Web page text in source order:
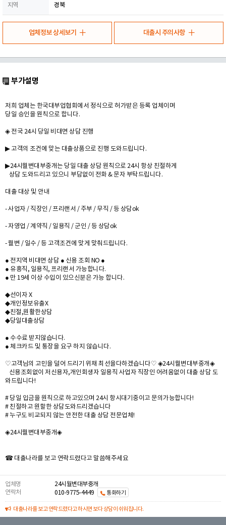
지역 경북
업체정보 상세보기 대출시 주의사항
부가설명
저희 업체는 한국대부업협회에서 정식으로 허가받은 등록 업체이며
당일 승인을 원칙으로 합니다.
◈ 전국 24시 당일 비대면 상담 진행
▶ 고객의 조건에 맞는 대출상품으로 진행 도와드립니다.
▶24시월변대부중개는 당일 대출 상담 원칙으로 24시 항상 친절하게
상담 도와드리고 있으니 부담없이 전화 & 문자 부탁드립니다.
대출 대상 및 안내
- 사업자 / 직장인 / 프리랜서 / 주부 / 무직 / 등 상담ok
- 자영업 / 계약직 / 일용직 / 군인 / 등 상담ok
- 월변 / 일수 / 등 고객조건에 맞게 맞춰드립니다.
● 전지역 비대면 상담 ● 신용 조회 NO ●
● 유흥직, 일용직, 프리랜서 가능합니다.
● 만 19세 이상 수입이 있으신분은 가능 합니다.
◆선이자 X
◆개인정보유출X
◆친절,원활한상담
◆당일대출상담
● 수수료 받지않습니다.
● 체크카드 및 통장을 요구 하지 않습니다.
♡고객님의 고민을 덜어 드리기 위채 최선을다하겠습니다♡ ◈24시월변대부중개◈
신용조회없이 저신용자,개인회생자 일용직 사업자 직장인 어려움없이 대출 상담 도
와드립니다!
# 당일 입금을 원칙으로 하고있으며 24시 항시대기중이고 문의가능합니다!
# 친절하고 원할한 상담도와드리겠습니다
# 누구도 비교되지 않는 안전한 대출 상담 전문업체!
◈24시월변대부중개◈
☎ 대출나라를 보고 연락드렸다고 말씀해주세요
업체명
24시월변대부중개
연락처
010-9775-4449 통화하기
대출나라를 보고 연락드렸다고 하시면 보다 상담이 쉬워집니다.